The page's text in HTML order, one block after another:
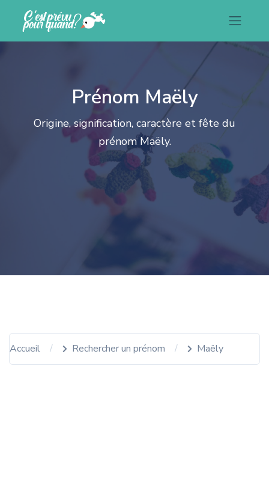
Prénom Maëly
Origine, signification, caractère et fête du
prénom Maëly.
Accueil Rechercher un prénom Maëly